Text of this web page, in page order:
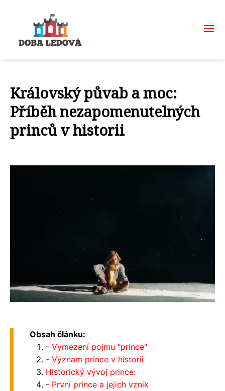
Královský půvab a moc:
Příběh nezapomenutelných
princů v historii
Obsah článku:
- Vymezení pojmu "prince"
- Význam prince v historii
Historický vývoj prince:
- První prince a jejich vznik